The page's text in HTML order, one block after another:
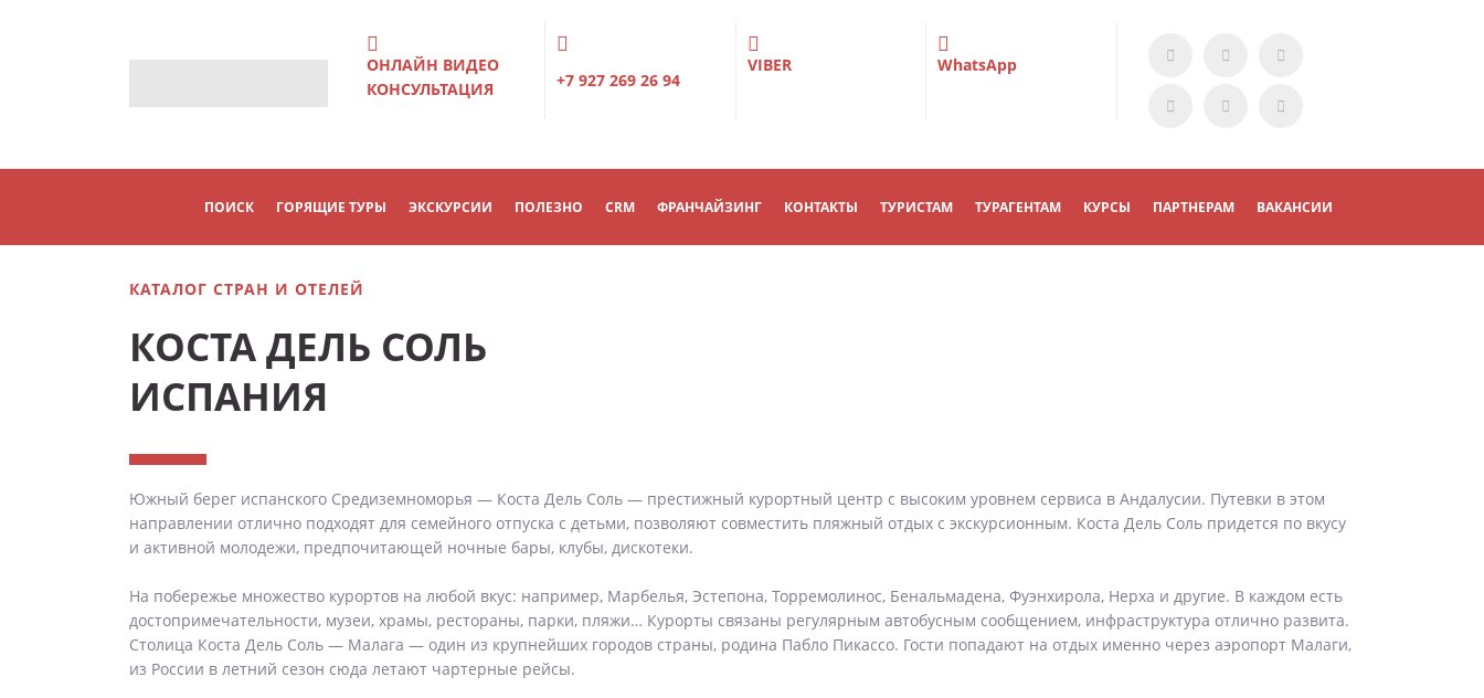
ОНЛАЙН ВИДЕО
КОНСУЛЬТАЦИЯ
+7 927 269 26 94
VIBER WhatsApp
ПОИСК ГОРЯЩИЕ ТУРЫ ЭКСКУРСИИ ПОЛЕЗНО CRM ФРАНЧАЙЗИНГ КОНТАКТЫ ТУРИСТАМ ТУРАГЕНТАМ КУРСЫ ПАРТНЕРАМ ВАКАНСИИ
КАТАЛОГ СТРАН И ОТЕЛЕЙ
КОСТА ДЕЛЬ СОЛЬ
ИСПАНИЯ
Южный берег испанского Средиземноморья — Коста Дель Соль — престижный курортный центр с высоким уровнем сервиса в Андалусии. Путевки в этом
направлении отлично подходят для семейного отпуска с детьми, позволяют совместить пляжный отдых с экскурсионным. Коста Дель Соль придется по вкусу
и активной молодежи, предпочитающей ночные бары, клубы, дискотеки.
На побережье множество курортов на любой вкус: например, Марбелья, Эстепона, Торремолинос, Бенальмадена, Фуэнхирола, Нерха и другие. В каждом есть
достопримечательности, музеи, храмы, рестораны, парки, пляжи… Курорты связаны регулярным автобусным сообщением, инфраструктура отлично развита.
Столица Коста Дель Соль — Малага — один из крупнейших городов страны, родина Пабло Пикассо. Гости попадают на отдых именно через аэропорт Малаги,
из России в летний сезон сюда летают чартерные рейсы.